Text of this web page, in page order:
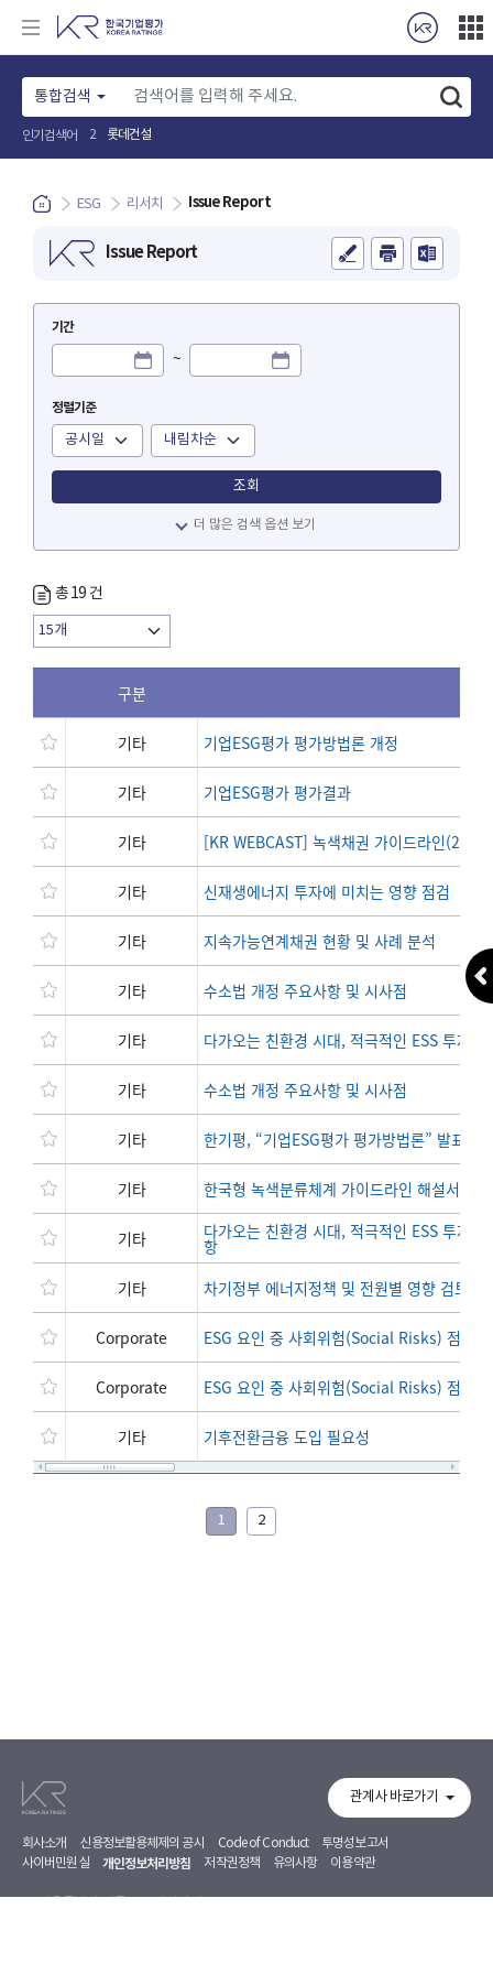
통합검색
인기검색어 2 롯데건설
ESG 리서치 Issue Report
Issue Report
기간
~
정렬기준
검색어
조회
더 많은 검색 옵션 보기
총19건
구분
기타 기업ESG평가 평가방법론 개정
기타 기업ESG평가 평가결과
기타 [KR WEBCAST] 녹색채권 가이드라인
기타 신재생에너지 투자에 미치는 영향 점검
기타 지속가능연계채권 현황 및 사례 분석
기타 수소법 개정 주요사항 및 시사점
기타 다가오는 친환경 시대, 적극적인 ESS 투자가
기타 수소법 개정 주요사항 및 시사점
기타 한기평, “기업ESG평가 평가방법론” 발표
기타 한국형 녹색분류체계 가이드라인 해설서
기타 다가오는 친환경 시대, 적극적인 ESS 투자
항
기타
차기정부 에너지정책 및 전원별 영향 검토
Corporate ESG 요인 중 사회위험(Social Risks) 점검
Corporate ESG 요인 중 사회위험(Social Risks) 점검
기타 기후전환금융 도입 필요성
1 2
회사소개 신용정보활용체제의 공시 Code of Conduct
투명성보고서
사이버민원실
개인정보처리방침 저작권정책 유의사항 이용약관
관계사 바로가기